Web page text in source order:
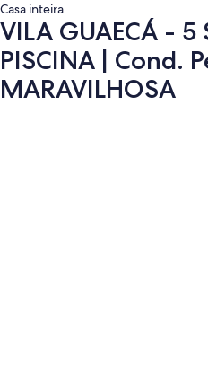
Casa inteira
VILA GUAECÁ - 5
PISCINA | Cond.
MARAVILHOSA